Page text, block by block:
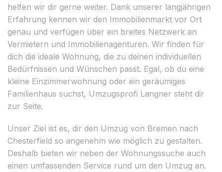
helfen wir dir gerne weiter. Dank unserer langjährigen
Erfahrung kennen wir den Immobilienmarkt vor Ort
genau und verfügen über ein breites Netzwerk an
Vermietern und Immobilienagenturen. Wir finden für
dich die ideale Wohnung, die zu deinen individuellen
Bedürfnissen und Wünschen passt. Egal, ob du eine
kleine Einzimmerwohnung oder ein geräumiges
Familienhaus suchst, Umzugsprofi Langner steht dir
zur Seite.
Unser Ziel ist es, dir den Umzug von Bremen nach
Chesterfield so angenehm wie möglich zu gestalten.
Deshalb bieten wir neben der Wohnungssuche auch
einen umfassenden Service rund um den Umzug an.